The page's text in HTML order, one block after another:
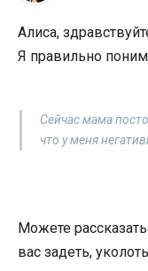
Алиса,
Я правильно
Сейчас мама
что у меня
Можете
вас задеть,